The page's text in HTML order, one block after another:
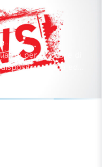
per avvisare di
prima ed
tra loro
lungo la strada
anche per i